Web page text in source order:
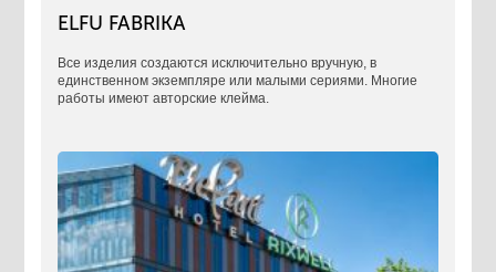
ELFU FABRIKA
Все изделия создаются исключительно вручную, в
единственном экземпляре или малыми сериями. Многие
работы имеют авторские клейма.